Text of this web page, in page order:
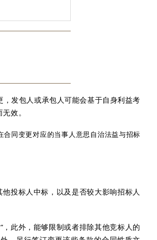
发包人或承包人可能会基于自身利益考
效。
同变更对应的当事人意思自治法益与招标
投标人中标，以及是否较大影响招标人
此外，能够限制或者排除其他竞标人的